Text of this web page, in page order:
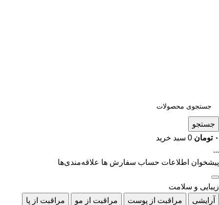
جستجو
۰ تومان 0 سبد خرید
...
پیشخوان اطلاعات حساب سفارش ها علاقه‌مندی‌ها
زیبایی و سلامت
آرایشی
مراقبت از پوست مراقبت از مو
مراقبت از پا